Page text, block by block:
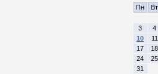
Пн
Вт
3
4
10
11
17
18
24
25
31